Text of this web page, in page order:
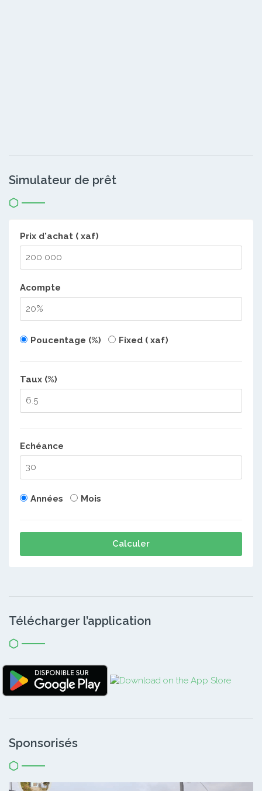
Simulateur de prêt
Prix d'achat ( xaf)
Acompte
Poucentage (%) Fixed ( xaf)
Taux (%)
Echéance
Années Mois
Calculer
Télécharger l’application
Sponsorisés